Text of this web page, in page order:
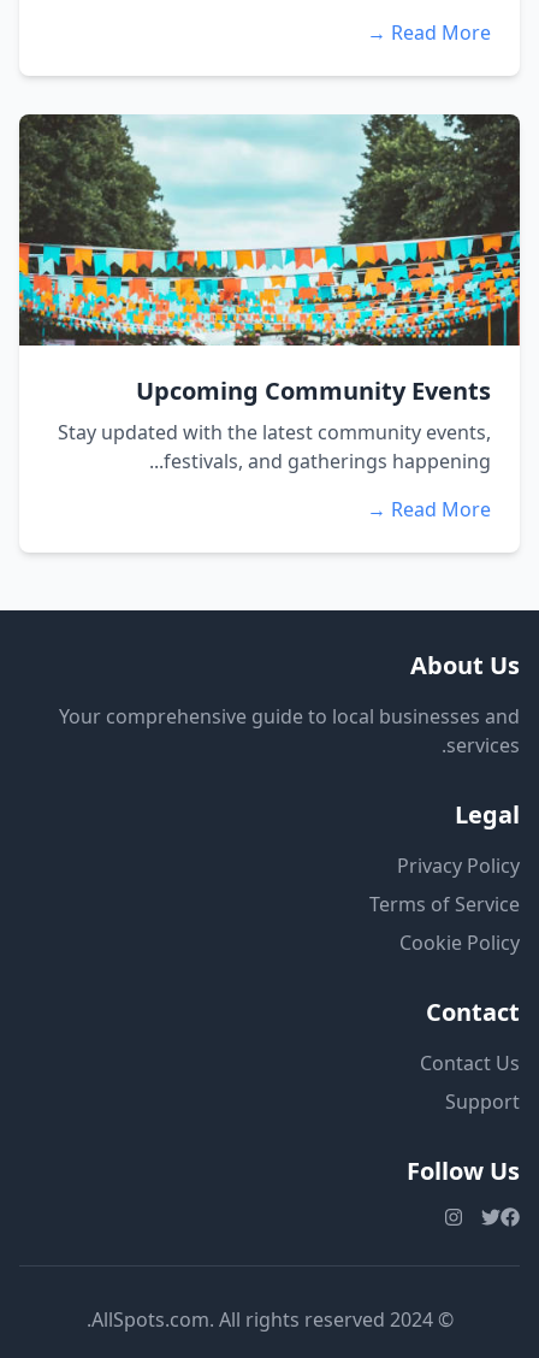
Read More →
Upcoming Community Events
Stay updated with the latest community events,
festivals, and gatherings happening...
Read More →
About Us
Your comprehensive guide to local businesses and
services.
Legal
Privacy Policy
Terms of Service
Cookie Policy
Contact
Contact Us
Support
Follow Us
© 2024 AllSpots.com. All rights reserved.